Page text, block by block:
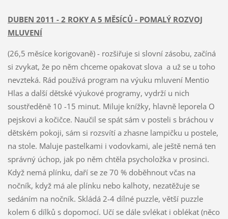
DUBEN 2011 - 2 ROKY A 5 MĚSÍCŮ - POMALÝ ROZVOJ
MLUVENÍ
(26,5 měsíce korigovaně) - rozšiřuje si slovní zásobu, začíná
si zvykat, že po něm chceme opakovat slova a už se u toho
nevzteká. Rád používá program na výuku mluvení Mentio
Hlas a další dětské výukové programy, vydrží u nich
soustředěně 10 -15 minut. Miluje knížky, hlavně leporela O
pejskovi a kočičce. Naučil se spát sám v posteli s bráchou v
dětském pokoji, sám si rozsvítí a zhasne lampičku u postele,
na stole. Maluje pastelkami i vodovkami, ale ještě nemá ten
správný úchop, jak po něm chtěla psycholožka v prosinci.
Když nemá plínku, daří se ze 70 % doběhnout včas na
nočník, když má ale plínku nebo kalhoty, nezatěžuje se
sedáním na nočník. Skládá 2-4 dílné puzzle, větší puzzle
kolem 6 dílků s dopomocí. Učí se dále svlékat i oblékat (něco